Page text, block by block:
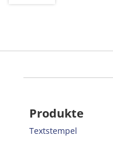
Produkte
Textstempel